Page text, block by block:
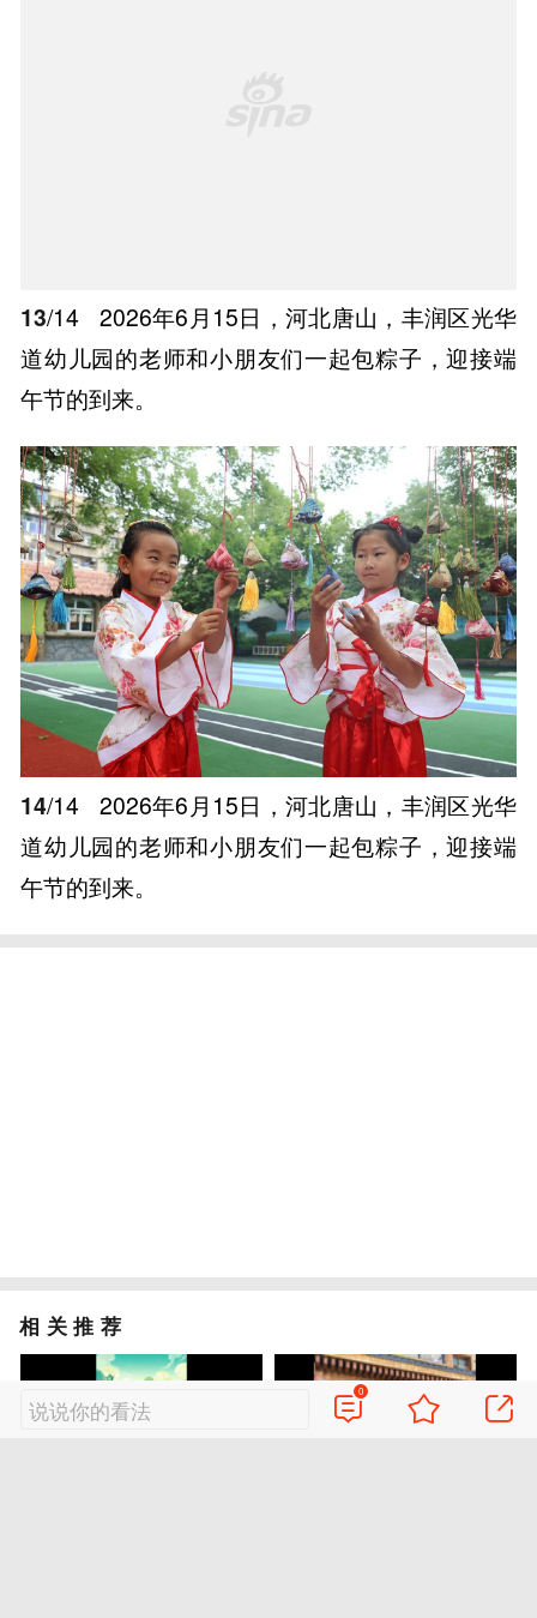
13/14
2026年6月15日，河北唐山，丰润区光华
道幼儿园的老师和小朋友们一起包粽子，迎接端
午节的到来。
14/14
2026年6月15日，河北唐山，丰润区光华
道幼儿园的老师和小朋友们一起包粽子，迎接端
午节的到来。
相关推荐
说说你的看法
0